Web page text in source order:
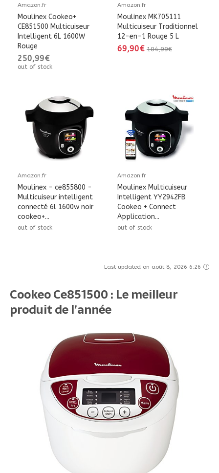
Amazon.fr
Moulinex Cookeo+
CE851500 Multicuiseur
Intelligent 6L 1600W
Rouge
250,99€
out of stock
Amazon.fr
Moulinex MK705111
Multicuiseur Traditionnel
12-en-1 Rouge 5 L
69,90€ 104,99€
Amazon.fr
Moulinex - ce855800 -
Multicuiseur intelligent
connecté 6l 1600w noir
cookeo+...
out of stock
Amazon.fr
Moulinex Multicuiseur
Intelligent YY2942FB
Cookeo + Connect
Application...
out of stock
Last updated on août 8, 2026 6:26
Cookeo Ce851500 : Le meilleur
produit de l’année